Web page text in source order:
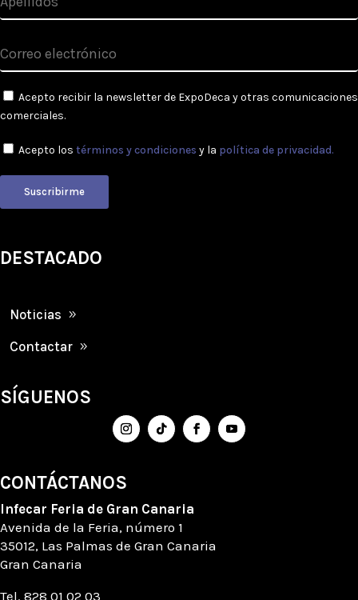
Acepto recibir la newsletter de ExpoDeca y otras comunicaciones
comerciales.
Acepto los términos y condiciones y la política de privacidad.
Suscribirme
DESTACADO
Noticias
Contactar
SÍGUENOS
CONTÁCTANOS
Infecar Feria de Gran Canaria
Avenida de la Feria, número 1
35012, Las Palmas de Gran Canaria
Gran Canaria
Tel. 828 01 02 03